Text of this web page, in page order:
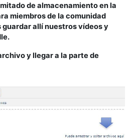
de almacenamiento en la
miembros de la comunidad
allí nuestros vídeos y
y llegar a la parte de